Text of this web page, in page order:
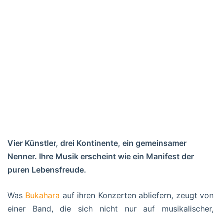
Vier Künstler, drei Kontinente, ein gemeinsamer
Nenner. Ihre Musik erscheint wie ein Manifest der
puren Lebensfreude.
Was Bukahara auf ihren Konzerten abliefern, zeugt von
einer Band, die sich nicht nur auf musikalischer,